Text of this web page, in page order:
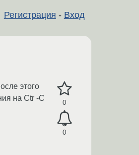
Регистрация - Вход
0
0
этого
на Ctr -C